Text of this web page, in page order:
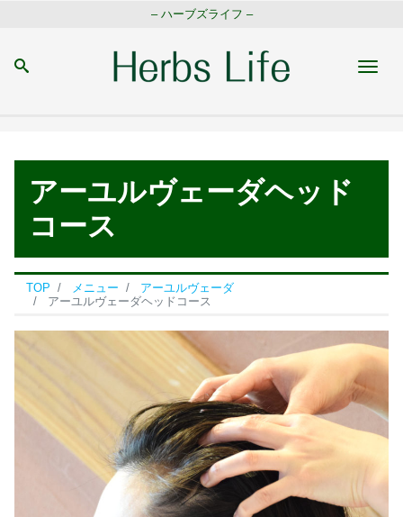
– ハーブズライフ –
アーユルヴェーダヘッド
コース
TOP メニュー
アーユルヴェーダ
アーユルヴェーダヘッドコース